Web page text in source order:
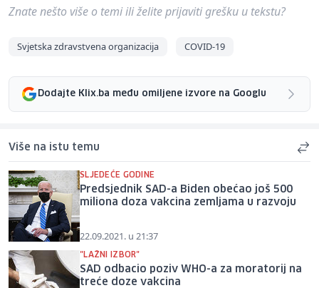
Znate nešto više o temi ili želite prijaviti grešku u tekstu?
Svjetska zdravstvena organizacija COVID-19
Dodajte Klix.ba među omiljene izvore na Googlu
Više na istu temu
SLJEDEĆE GODINE
Predsjednik SAD-a Biden obećao još 500
miliona doza vakcina zemljama u razvoju
22.09.2021. u 21:37
"LAŽNI IZBOR"
SAD odbacio poziv WHO-a za moratorij na
treće doze vakcina